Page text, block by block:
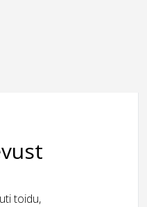
toidu,